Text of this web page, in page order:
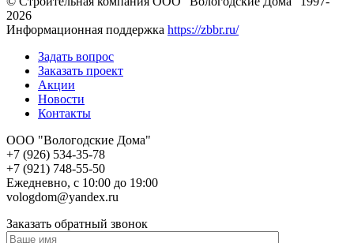
2026
Информационная поддержка https://zbbr.ru/
Задать вопрос
Заказать проект
Акции
Новости
Контакты
ООО "Вологодские Дома"
+7 (926) 534-35-78
+7 (921) 748-55-50
Ежедневно, с 10:00 до 19:00
vologdom@yandex.ru
Заказать обратный звонок